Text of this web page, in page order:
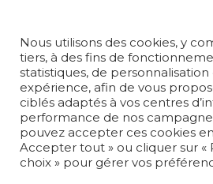
MOBILIER
PROJETS
SUR-MESURE
MAGAZINE
LA MAISON
Nous utilisons des cookies, y
tiers, à des fins de
statistiques, de
expérience, afin de vous
ciblés adaptés à vos centres
performance de nos
pouvez accepter ces cookies
Accepter tout » ou cliquer sur «
choix » pour gérer vos